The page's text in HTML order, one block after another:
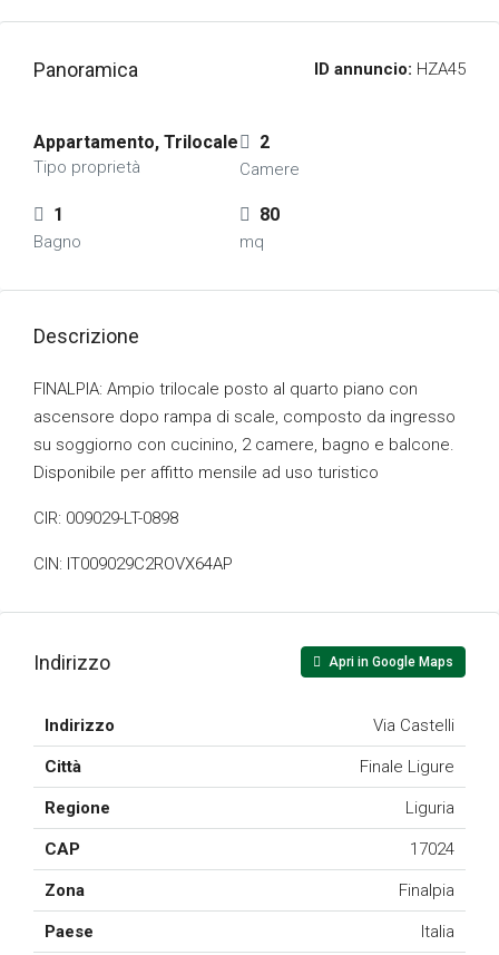
Panoramica ID annuncio: HZA45
Appartamento, Trilocale
Tipo proprietà
2
Camere
1
Bagno
80
mq
Descrizione
FINALPIA: Ampio trilocale posto al quarto piano con
ascensore dopo rampa di scale, composto da ingresso
su soggiorno con cucinino, 2 camere, bagno e balcone.
Disponibile per affitto mensile ad uso turistico
CIR: 009029-LT-0898
CIN: IT009029C2ROVX64AP
Indirizzo Apri in Google Maps
Indirizzo Via Castelli
Città Finale Ligure
Regione Liguria
CAP 17024
Zona Finalpia
Paese Italia